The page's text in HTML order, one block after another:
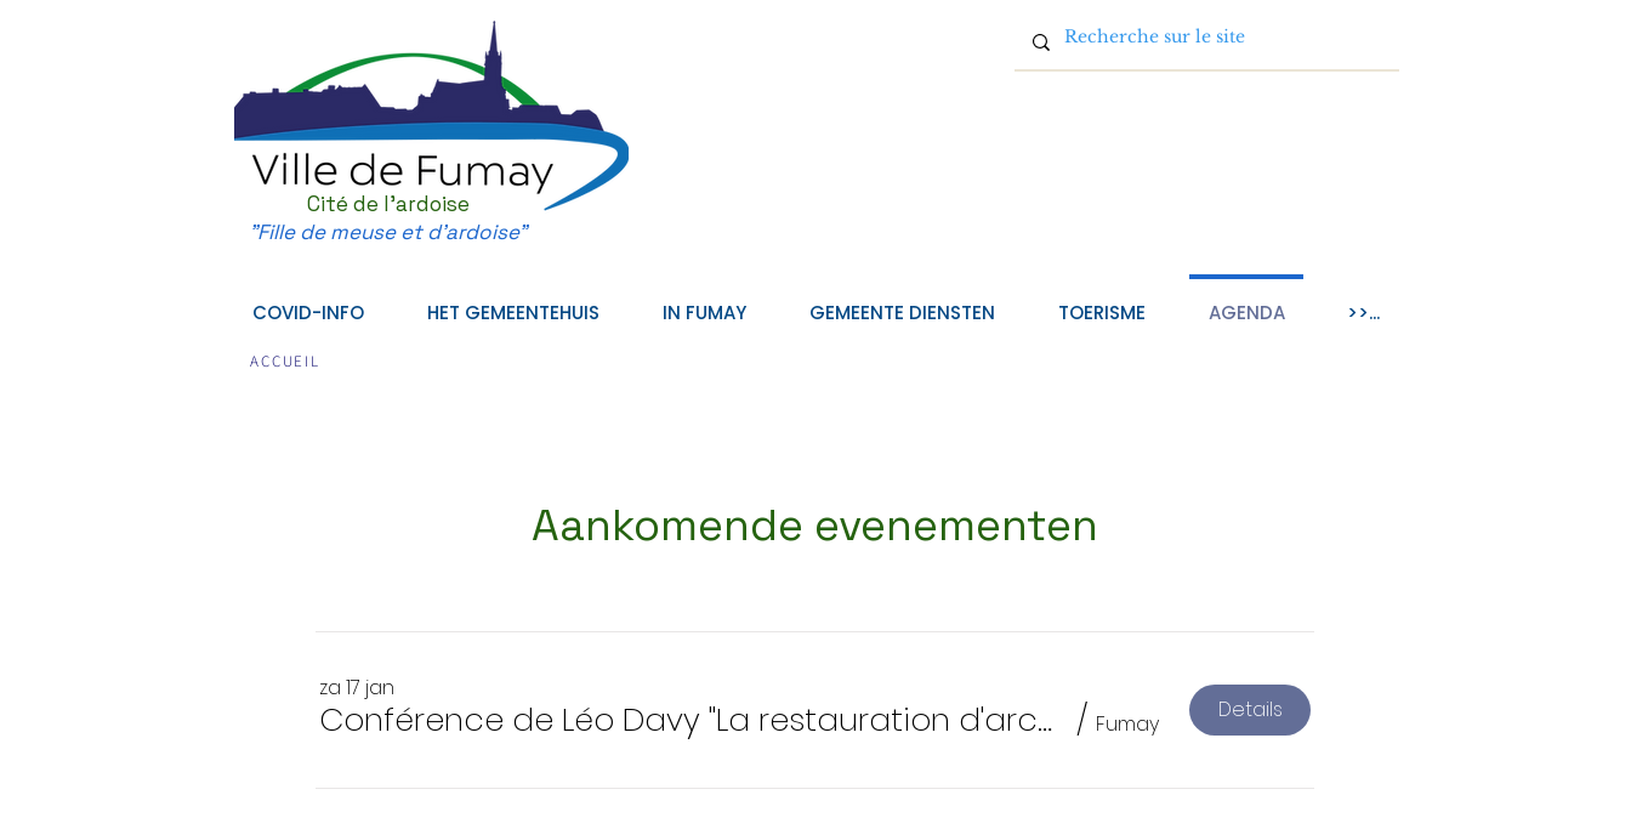
Cité de l'ardoise
"Fille de meuse et d'ardoise"
COVID-INFO HET GEMEENTEHUIS IN FUMAY GEMEENTE DIENSTEN TOERISME AGENDA >>...
ACCUEIL
Aankomende evenementen
za 17 jan
Conférence de Léo Davy "La restauration d'archives anciennes" / Fumay
Details